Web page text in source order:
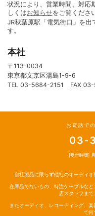
状況により、営業時間、対応
しくはお知らせをご覧くださ
JR秋葉原駅「電気街口」を出
す。
本社
〒113-0034
東京都文京区湯島1-9-6
TEL 03-5684-2151 FAX
お電話で
03-
[受付時間]
自社製品に限らず他社のオーディ
在庫品でないもの、特注ケーブルな
店スタッフまで
またオーディオ、レコーディング、
で何